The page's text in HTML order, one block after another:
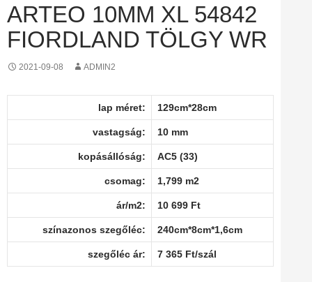
ARTEO 10MM XL 54842
FIORDLAND TÖLGY WR
2021-09-08 ADMIN2
lap méret: 129cm*28cm
vastagság: 10 mm
kopásállóság: AC5 (33)
csomag: 1,799 m2
ár/m2: 10 699 Ft
színazonos szegőléc: 240cm*8cm*1,6cm
szegőléc ár: 7 365 Ft/szál